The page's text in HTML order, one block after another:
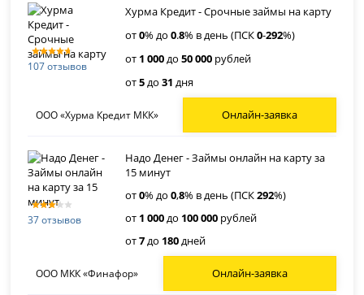
107 отзывов
Хурма Кредит - Срочные займы на карту
от0% до0.8% в день (ПСК0-292%)
от 1 000до50 000 рублей
от5до31 дня
ООО «Хурма Кредит МКК» Онлайн-заявка
37 отзывов
Надо Денег - Займы онлайн на карту за
15 минут
от0% до0,8% в день (ПСК292%)
от 1 000до 100 000 рублей
от7до 180дней
ООО МКК «Финафор» Онлайн-заявка